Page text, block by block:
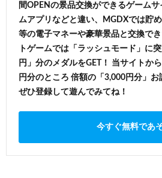
間OPENの景品交換ができるゲーム
ムアプリなどと違い、MGDXでは貯
等の電子マネーや豪華景品と交換で
トゲームでは「ラッシュモード」に
円」分のメダルをGET！ 当サイトか
円分のところ 倍額の「3,000円分」お
ぜひ登録して遊んでみてね！
今すぐ無料であ